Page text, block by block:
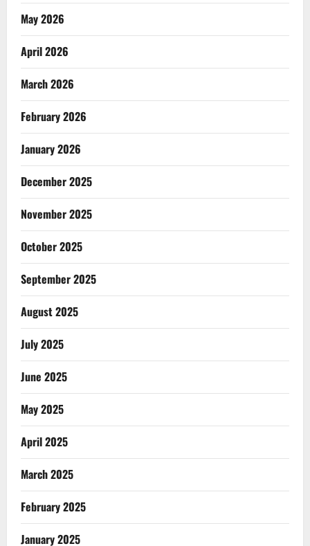
May 2026
April 2026
March 2026
February 2026
January 2026
December 2025
November 2025
October 2025
September 2025
August 2025
July 2025
June 2025
May 2025
April 2025
March 2025
February 2025
January 2025